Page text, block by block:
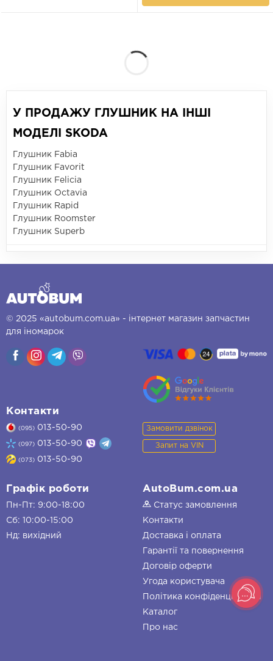
У ПРОДАЖУ ГЛУШНИК НА ІНШІ
МОДЕЛІ SKODA
Глушник Fabia
Глушник Favorit
Глушник Felicia
Глушник Octavia
Глушник Rapid
Глушник Roomster
Глушник Superb
© 2025 «autobum.com.ua» - інтернет магазин запчастин
для іномарок
Контакти
(095) 013-50-90
(097) 013-50-90
(073) 013-50-90
Замовити дзвінок
Запит на VIN
Графік роботи
Пн-Пт: 9:00-18:00
Сб: 10:00-15:00
Нд: вихідний
AutoBum.com.ua
Статус замовлення
Контакти
Доставка і оплата
Гарантії та повернення
Договір оферти
Угода користувача
Політика конфіденційності
Каталог
Про нас